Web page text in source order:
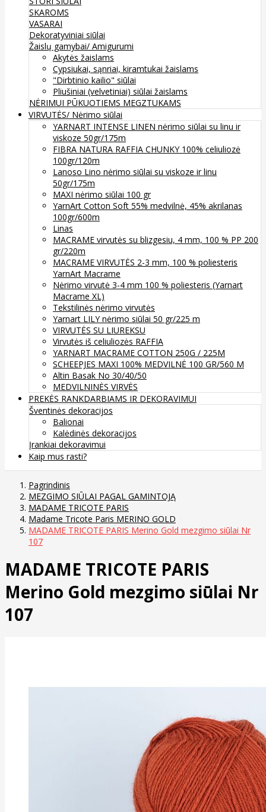
SKAROMS
VASARAI
Dekoratyviniai siūlai
Žaislų gamybai/ Amigurumi
Akytės žaislams
Cypsiukai, sąnriai, kiramtukai žaislams
"Dirbtinio kailio" siūlai
Pliušiniai (velvetiniai) siūlai žaislams
NĖRIMUI PŪKUOTIEMS MEGZTUKAMS
VIRVUTĖS/ Nėrimo siūlai
YARNART INTENSE LINEN nėrimo siūlai su linu ir
viskoze 50gr/175m
FIBRA NATURA RAFFIA CHUNKY 100% celiuliozė
100gr/120m
Lanoso Lino nėrimo siūlai su viskoze ir linu
50gr/175m
MAXI nėrimo siūlai 100 gr
YarnArt Cotton Soft 55% medvilnė, 45% akrilanas
100gr/600m
Linas
MACRAME virvutės su blizgesiu, 4 mm, 100 % PP 200
gr/220m
MACRAME VIRVUTĖS 2-3 mm, 100 % poliesteris
YarnArt Macrame
Nėrimo virvutė 3-4 mm 100 % poliesteris (Yarnart
Macrame XL)
Tekstilinės nėrimo virvutės
Yarnart LILY nėrimo siūlai 50 gr/225 m
VIRVUTĖS SU LIUREKSU
Virvutės iš celiuliozės RAFFIA
YARNART MACRAME COTTON 250G / 225M
SCHEEPJES MAXI 100% MEDVILNĖ 100 GR/560 M
Altin Basak No 30/40/50
MEDVILNINĖS VIRVĖS
PREKĖS RANKDARBIAMS IR DEKORAVIMUI
Šventinės dekoracijos
Balionai
Kalėdinės dekoracijos
Įrankiai dekoravimui
Kaip mus rasti?
Pagrindinis
MEZGIMO SIŪLAI PAGAL GAMINTOJĄ
MADAME TRICOTE PARIS
Madame Tricote Paris MERINO GOLD
MADAME TRICOTE PARIS Merino Gold mezgimo siūlai Nr
107
MADAME TRICOTE PARIS
Merino Gold mezgimo siūlai Nr
107